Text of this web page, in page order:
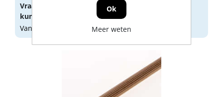
Vraag een
aan oflog in
kunnen zien.
Vandaag besteld, morgen geleverd
Ok
Meer weten